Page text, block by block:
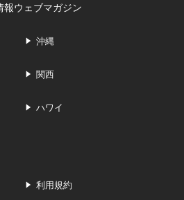
報ウェブマガジン
沖縄
関西
ハワイ
利用規約